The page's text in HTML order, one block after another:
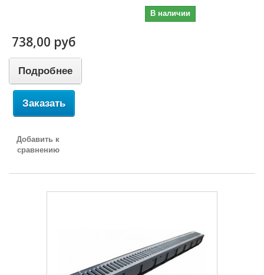
В наличии
738,00 руб
Подробнее
Заказать
Добавить к
сравнению